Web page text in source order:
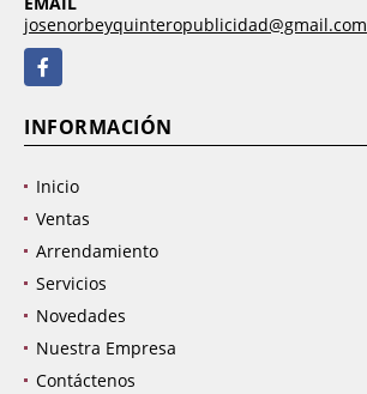
josenorbeyquinteropublicidad@gmail.com
Facebook
INFORMACIÓN
Inicio
Ventas
Arrendamiento
Servicios
Novedades
Nuestra Empresa
Contáctenos